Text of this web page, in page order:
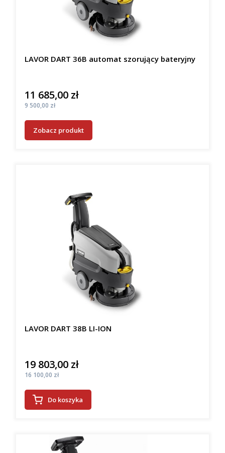
LAVOR DART 36B automat szorujący bateryjny
Cena
11 685,00 zł
Cena
9 500,00 zł
Zobacz produkt
LAVOR DART 38B LI-ION
Cena
19 803,00 zł
Cena
16 100,00 zł
Do koszyka